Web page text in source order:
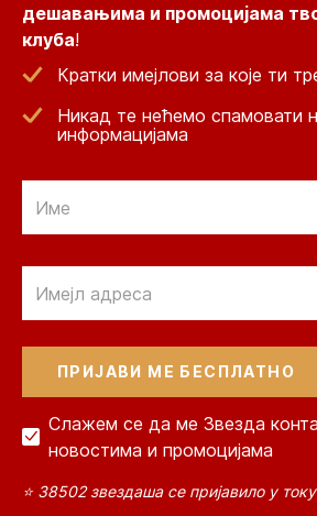
дешавањима и промоцијама
клуба!
Кратки имејлови за које ти
Никад те нећемо спамовати
информацијама
Слажем се да ме Звезда
новостима и промоцијама
⭐ 38502 звездаша се пријавило у